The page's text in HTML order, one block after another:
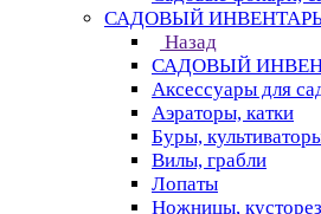
САДОВЫЙ
Назад
САДОВЫЙ
Аксессуары для
Аэраторы, катки
Буры,
Вилы, грабли
Лопаты
Ножницы,